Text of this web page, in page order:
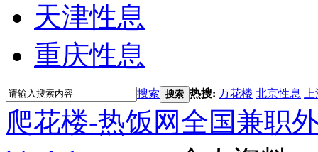
天津性息
重庆性息
搜索 搜索 热搜: 万花楼 北京性息
爬花楼-热饭网全国兼职